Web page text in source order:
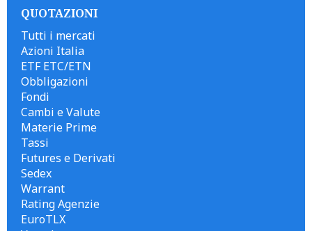
QUOTAZIONI
Tutti i mercati
Azioni Italia
ETF ETC/ETN
Obbligazioni
Fondi
Cambi e Valute
Materie Prime
Tassi
Futures e Derivati
Sedex
Warrant
Rating Agenzie
EuroTLX